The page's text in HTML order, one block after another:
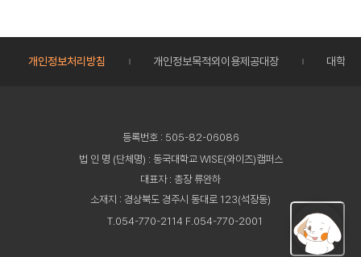
개인정보처리방침 개인정보목적외이용제공대장 대학정
등록번호 : 505-82-06086
법 인 명 (단체명) : 동국대학교 WISE(와이즈)캠퍼스
대표자 : 총장 류완하
소재지 : 경상북도 경주시 동대로 123(석장동)
T.054-770-2114 F.054-770-2001